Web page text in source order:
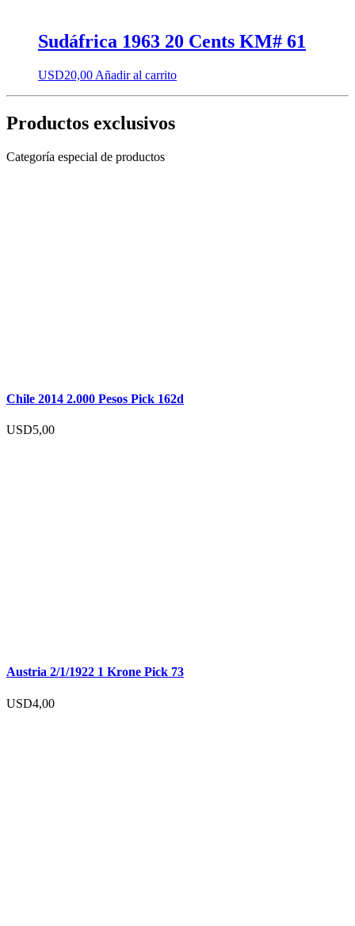
Sudáfrica 1963 20 Cents KM# 61
USD20,00 Añadir al carrito
Productos exclusivos
Categoría especial de productos
Chile 2014 2.000 Pesos Pick 162d
USD5,00
Austria 2/1/1922 1 Krone Pick 73
USD4,00